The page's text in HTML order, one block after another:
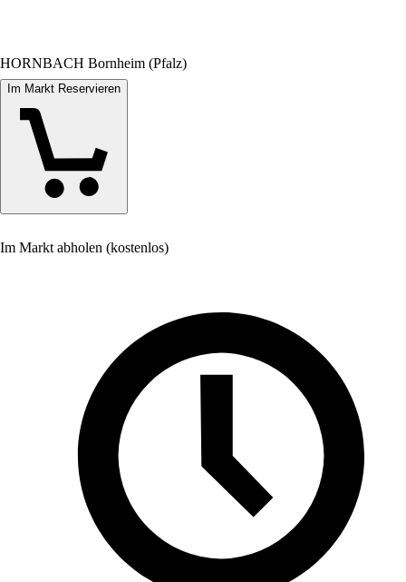
HORNBACH Bornheim (Pfalz)
Im Markt Reservieren
Im Markt abholen (kostenlos)